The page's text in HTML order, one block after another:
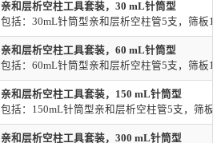
亲和层析空柱工具套装，30 mL针筒型
包括：30mL针筒型亲和层析空柱管5支，筛板
亲和层析空柱工具套装，60 mL针筒型
包括：60mL针筒型亲和层析空柱管5支，筛板
亲和层析空柱工具套装，150 mL针筒型
包括：150mL针筒型亲和层析空柱管5支，筛
亲和层析空柱工具套装，300 mL针筒型